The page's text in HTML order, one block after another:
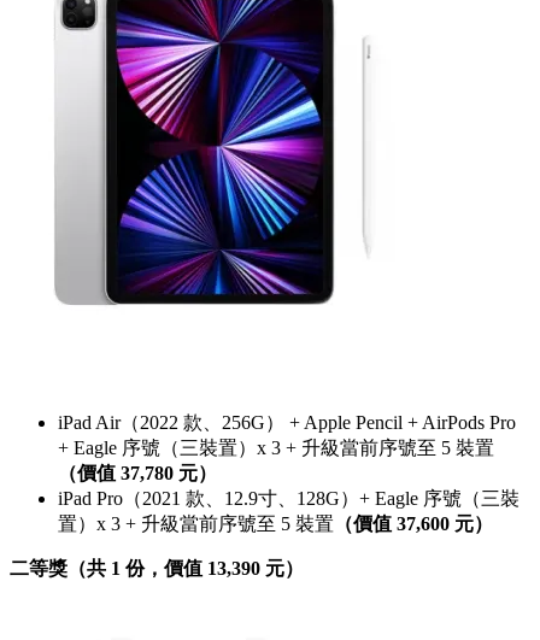
iPad Air（2022 款、256G） + Apple Pencil + AirPods Pro
+ Eagle 序號（三裝置）x 3 + 升級當前序號至 5 裝置
（價值 37,780 元）
iPad Pro（2021 款、12.9寸、128G）+ Eagle 序號（三裝
置）x 3 + 升級當前序號至 5 裝置 （價值 37,600 元）
二等獎（共 1 份，價值 13,390 元）